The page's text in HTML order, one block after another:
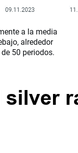
a la media
alrededor
50 periodos.